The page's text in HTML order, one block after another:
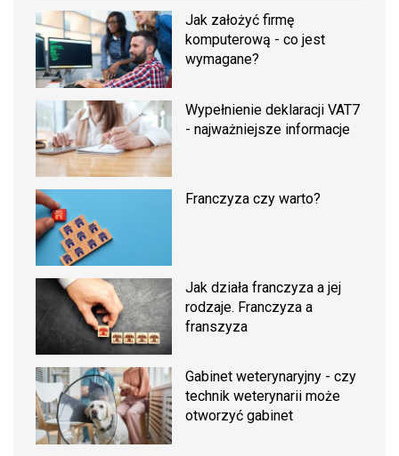
Jak założyć firmę
komputerową - co jest
wymagane?
Wypełnienie deklaracji VAT7
- najważniejsze informacje
Franczyza czy warto?
Jak działa franczyza a jej
rodzaje. Franczyza a
franszyza
Gabinet weterynaryjny - czy
technik weterynarii może
otworzyć gabinet